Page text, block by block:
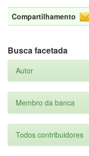
Compartilhamento
Busca facetada
Autor
Membro da banca
Todos contribuidores